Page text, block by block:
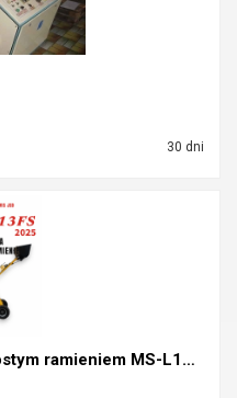
30 dni
Mini Ładowarka kołowa z prostym ramieniem MS-L113F...